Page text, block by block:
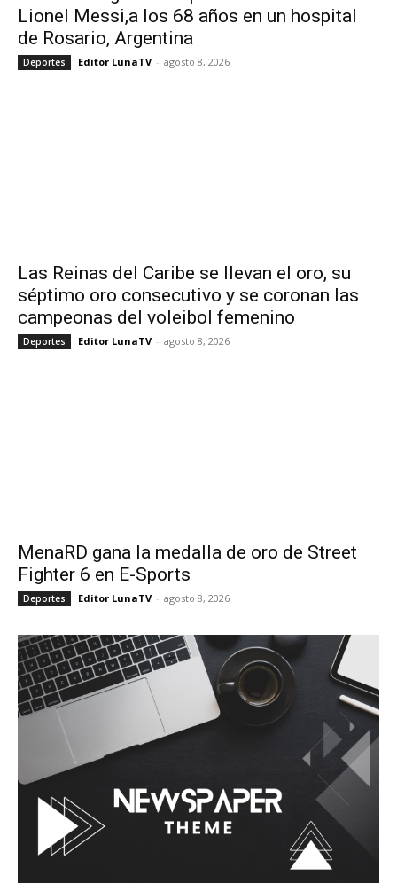
Lionel Messi,a los 68 años en un hospital
de Rosario, Argentina
Deportes Editor LunaTV - agosto 8, 2026
Las Reinas del Caribe se llevan el oro, su
séptimo oro consecutivo y se coronan las
campeonas del voleibol femenino
Deportes Editor LunaTV - agosto 8, 2026
MenaRD gana la medalla de oro de Street
Fighter 6 en E-Sports
Deportes Editor LunaTV - agosto 8, 2026